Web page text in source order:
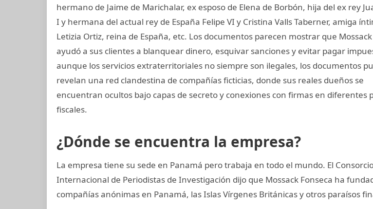
hermano de Jaime de Marichalar, ex esposo de Elena de Borbón, hija del ex rey
I y hermana del actual rey de España Felipe VI y Cristina Valls Taberner, amiga
Letizia Ortiz, reina de España, etc. Los documentos parecen mostrar que
ayudó a sus clientes a blanquear dinero, esquivar sanciones y evitar pagar
aunque los servicios extraterritoriales no siempre son ilegales, los documentos
revelan una red clandestina de compañías ficticias, donde sus reales dueños se
encuentran ocultos bajo capas de secreto y conexiones con firmas en diferentes
fiscales.
¿Dónde se encuentra la empresa?
La empresa tiene su sede en Panamá pero trabaja en todo el mundo. El
Internacional de Periodistas de Investigación dijo que Mossack Fonseca ha
compañías anónimas en Panamá, las Islas Vírgenes Británicas y otros paraísos